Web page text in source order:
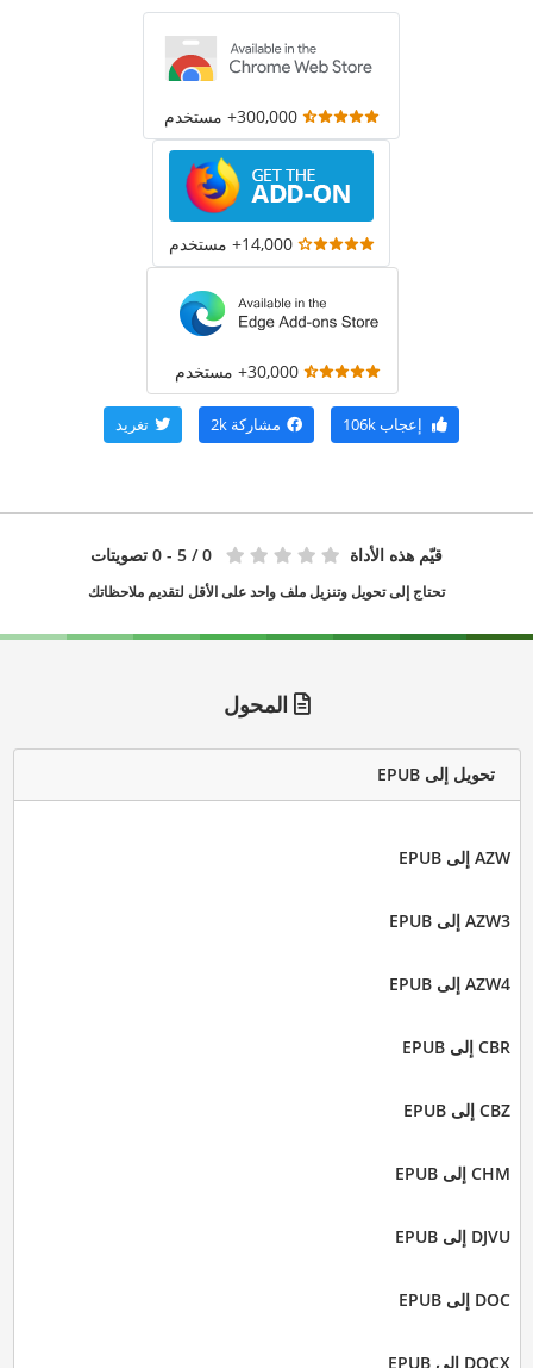
300,000+ مستخدم
14,000+ مستخدم
30,000+ مستخدم
إعجاب106k مشاركة 2k تغريد
قيّم هذه الأداة 0 / 5 - 0 تصويتات
تحتاج إلى تحويل وتنزيل ملف واحد على الأقل لتقديم ملاحظاتك
المحول
تحويل إلى EPUB
AZW إلى EPUB
AZW3 إلى EPUB
AZW4 إلى EPUB
CBR إلى EPUB
CBZ إلى EPUB
CHM إلى EPUB
DJVU إلى EPUB
DOC إلى EPUB
DOCX إلى EPUB